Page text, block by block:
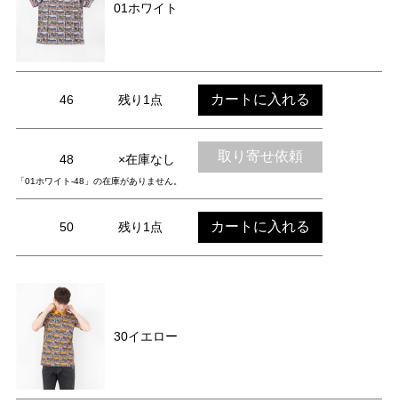
01ホワイト
46 残り1点 カートに入れる
48 ×在庫なし 取り寄せ依頼
「01ホワイト-48」の在庫がありません。
50 残り1点 カートに入れる
30イエロー